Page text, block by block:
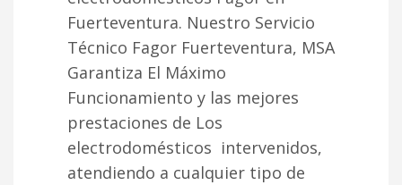
Fuerteventura. Nuestro Servicio
Técnico Fagor Fuerteventura, MSA
Garantiza El Máximo
Funcionamiento y las mejores
prestaciones de Los
electrodomésticos intervenidos,
atendiendo a cualquier tipo de